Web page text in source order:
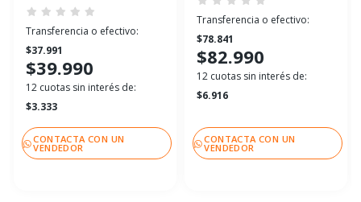
Transferencia o efectivo:
$37.991
$39.990
12 cuotas sin interés de:
$3.333
CONTACTA CON UN
VENDEDOR
Transferencia o efectivo:
$78.841
$82.990
12 cuotas sin interés de:
$6.916
CONTACTA CON UN
VENDEDOR